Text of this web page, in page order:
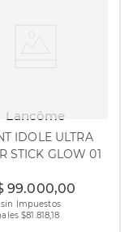
Lancôme
IDOLE ULTRA
STICK GLOW 01
99.000,00
sin Impuestos
$81.818,18